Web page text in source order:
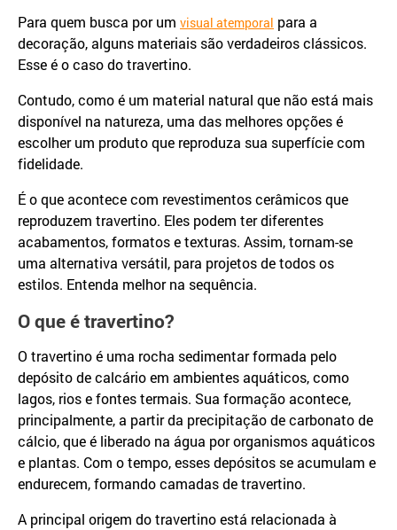
Para quem busca por um visual atemporal para a
decoração, alguns materiais são verdadeiros clássicos.
Esse é o caso do travertino.
Contudo, como é um material natural que não está mais
disponível na natureza, uma das melhores opções é
escolher um produto que reproduza sua superfície com
fidelidade.
É o que acontece com revestimentos cerâmicos que
reproduzem travertino. Eles podem ter diferentes
acabamentos, formatos e texturas. Assim, tornam-se
uma alternativa versátil, para projetos de todos os
estilos. Entenda melhor na sequência.
O que é travertino?
O travertino é uma rocha sedimentar formada pelo
depósito de calcário em ambientes aquáticos, como
lagos, rios e fontes termais. Sua formação acontece,
principalmente, a partir da precipitação de carbonato de
cálcio, que é liberado na água por organismos aquáticos
e plantas. Com o tempo, esses depósitos se acumulam e
endurecem, formando camadas de travertino.
A principal origem do travertino está relacionada à